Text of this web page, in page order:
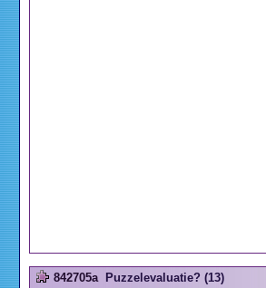
842705a Puzzelevaluatie? (13)